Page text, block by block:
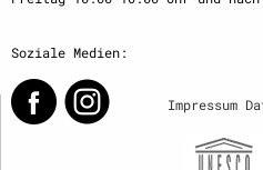
Soziale Medien:
Impressum